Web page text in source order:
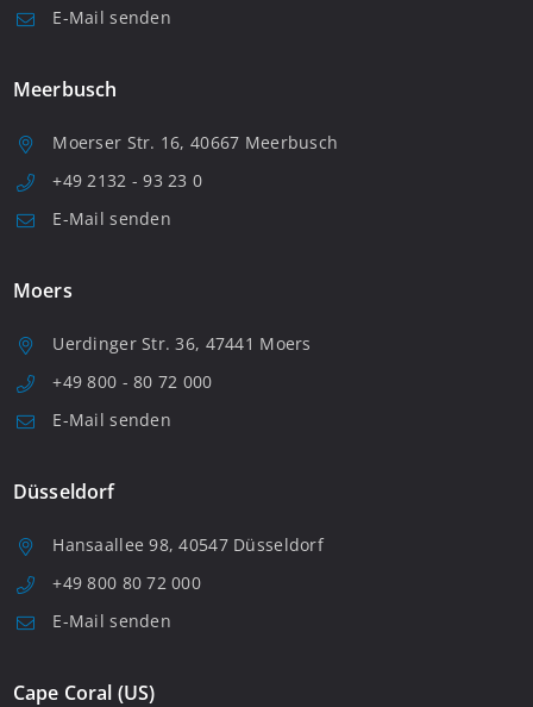
E-Mail senden
Meerbusch
Moerser Str. 16, 40667 Meerbusch
+49 2132 - 93 23 0
E-Mail senden
Moers
Uerdinger Str. 36, 47441 Moers
+49 800 - 80 72 000
E-Mail senden
Düsseldorf
Hansaallee 98, 40547 Düsseldorf
+49 800 80 72 000
E-Mail senden
Cape Coral (US)